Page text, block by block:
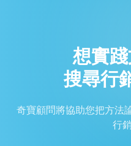
想實
搜尋行
奇寶顧問將協助您把方法
行